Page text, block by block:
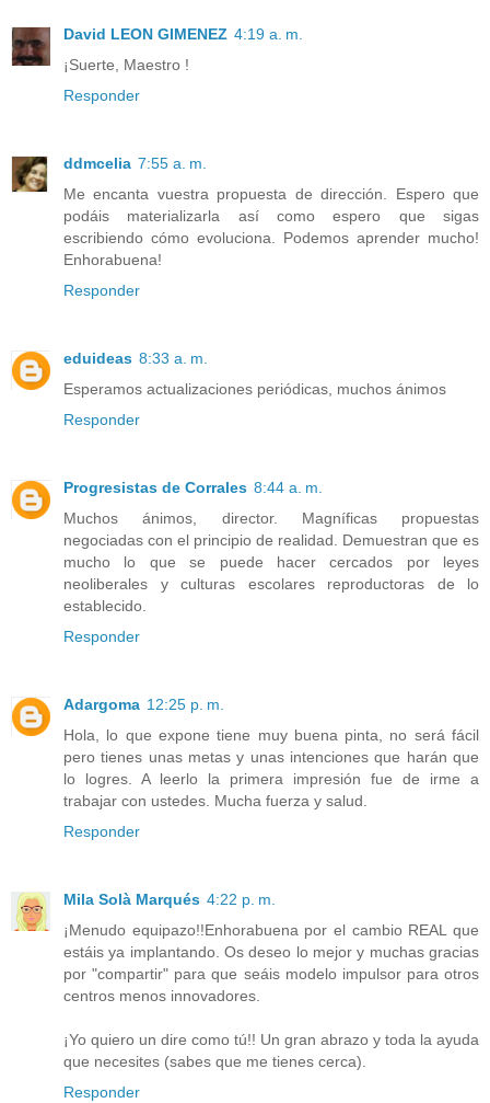
David LEON GIMENEZ 4:19 a. m.
¡Suerte, Maestro !
Responder
ddmcelia 7:55 a. m.
Me encanta vuestra propuesta de dirección. Espero que
podáis materializarla así como espero que sigas
escribiendo cómo evoluciona. Podemos aprender mucho!
Enhorabuena!
Responder
eduideas 8:33 a. m.
Esperamos actualizaciones periódicas, muchos ánimos
Responder
Progresistas de Corrales 8:44 a. m.
Muchos ánimos, director. Magníficas propuestas
negociadas con el principio de realidad. Demuestran que es
mucho lo que se puede hacer cercados por leyes
neoliberales y culturas escolares reproductoras de lo
establecido.
Responder
Adargoma 12:25 p. m.
Hola, lo que expone tiene muy buena pinta, no será fácil
pero tienes unas metas y unas intenciones que harán que
lo logres. A leerlo la primera impresión fue de irme a
trabajar con ustedes. Mucha fuerza y salud.
Responder
Mila Solà Marqués 4:22 p. m.
¡Menudo equipazo!!Enhorabuena por el cambio REAL que
estáis ya implantando. Os deseo lo mejor y muchas gracias
por "compartir" para que seáis modelo impulsor para otros
centros menos innovadores.
¡Yo quiero un dire como tú!! Un gran abrazo y toda la ayuda
que necesites (sabes que me tienes cerca).
Responder